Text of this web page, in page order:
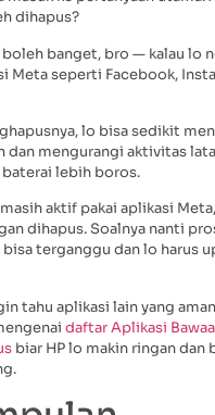
dihapus?
boleh banget, bro — kalau lo
Meta seperti Facebook,
lo bisa sedikit
dan mengurangi aktivitas
lebih boros.
aktif pakai aplikasi
dihapus. Soalnya nanti
terganggu dan lo harus
tahu aplikasi lain yang
daftar Aplikasi
biar HP lo makin ringan dan